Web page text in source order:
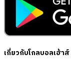
เกี่ยวกับโกลบอลเฮ้าส์